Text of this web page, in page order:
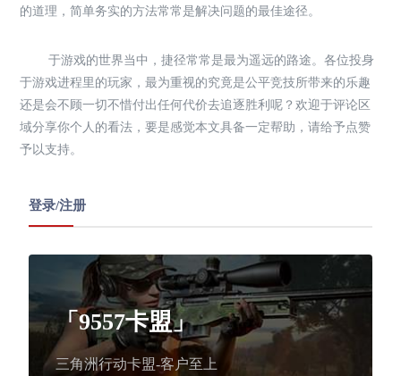
的道理，简单务实的方法常常是解决问题的最佳途径。
于游戏的世界当中，捷径常常是最为遥远的路途。各位投身
于游戏进程里的玩家，最为重视的究竟是公平竞技所带来的乐趣
还是会不顾一切不惜付出任何代价去追逐胜利呢？欢迎于评论区
域分享你个人的看法，要是感觉本文具备一定帮助，请给予点赞
予以支持。
登录/注册
「9557卡盟」
三角洲行动卡盟-客户至上